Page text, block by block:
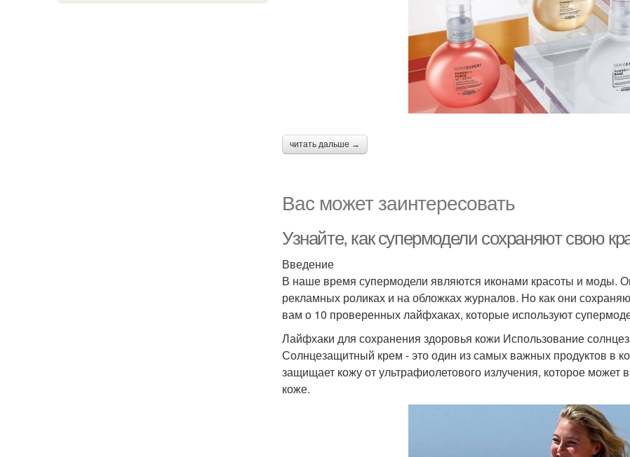
читать дальше →
Вас может заинтересовать
Узнайте, как супермодели сохраняют свою
Введение
В наше время супермодели являются иконами красоты и моды.
рекламных роликах и на обложках журналов. Но как они
вам о 10 проверенных лайфхаках, которые используют
Лайфхаки для сохранения здоровья кожи Использование
Солнцезащитный крем - это один из самых важных продуктов в
защищает кожу от ультрафиолетового излучения, которое
коже.